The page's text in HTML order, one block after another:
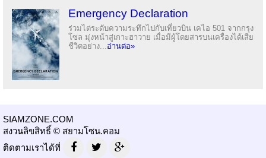
Emergency Declaration
ร่วมไต่ระดับความระทึกไปกับเที่ยวบิน เคไอ 501 จากกรุง
โซล มุ่งหน้าสู่เกาะฮาวาย เมื่อมีผู้โดยสารบนเครื่องได้เสีย
ชีวิตอย่าง... อ่านต่อ»
SIAMZONE.COM
สงวนลิขสิทธิ์ © สยามโซน.คอม
ติดตามเราได้ที่